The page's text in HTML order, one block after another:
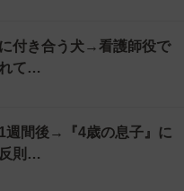
付き合う犬→看護師役で
れて…
週間後→『4歳の息子』に
則…